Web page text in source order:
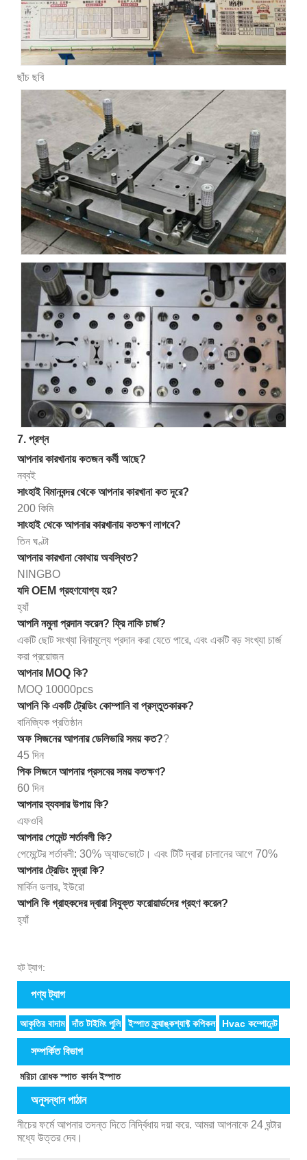
ছাঁচ ছবি
7. প্রশ্ন
আপনার কারখানায় কতজন কর্মী আছে?
নব্বই
সাংহাই বিমানবন্দর থেকে আপনার কারখানা কত দূরে?
200 কিমি
সাংহাই থেকে আপনার কারখানায় কতক্ষণ লাগবে?
তিন ঘণ্টা
আপনার কারখানা কোথায় অবস্থিত?
NINGBO
যদি OEM গ্রহণযোগ্য হয়?
হ্যাঁ
আপনি নমুনা প্রদান করেন? ফ্রি নাকি চার্জ?
একটি ছোট সংখ্যা বিনামূল্যে প্রদান করা যেতে পারে, এবং একটি বড় সংখ্যা চার্জ
করা প্রয়োজন
আপনার MOQ কি?
MOQ 10000pcs
আপনি কি একটি ট্রেডিং কোম্পানি বা প্রস্তুতকারক?
বানিজ্যিক প্রতিষ্ঠান
অফ সিজনের আপনার ডেলিভারি সময় কত??
45 দিন
পিক সিজনে আপনার প্রসবের সময় কতক্ষণ?
60 দিন
আপনার ব্যবসার উপায় কি?
এফওবি
আপনার পেমেন্ট শর্তাবলী কি?
পেমেন্টের শর্তাবলী: 30% অ্যাডভোটে। এবং টিটি দ্বারা চালানের আগে 70%
আপনার ট্রেডিং মুদ্রা কি?
মার্কিন ডলার, ইউরো
আপনি কি গ্রাহকদের দ্বারা নিযুক্ত ফরোয়ার্ডদের গ্রহণ করেন?
হ্যাঁ
হট ট্যাগ:
পণ্য ট্যাগ
আকৃতির বাদাম দাঁত টাইমিং পুলি ইস্পাত ক্র্যাঙ্কশ্যাফ্ট কপিকল Hvac কম্পোনেন্ট
সম্পর্কিত বিভাগ
মরিচা রোধক স্পাত কার্বন ইস্পাত
অনুসন্ধান পাঠান
নীচের ফর্মে আপনার তদন্ত দিতে নির্দ্বিধায় দয়া করে. আমরা আপনাকে 24 ঘন্টার
মধ্যে উত্তর দেব।